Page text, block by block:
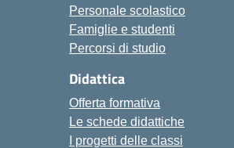
Personale scolastico
Famiglie e studenti
Percorsi di studio
Didattica
Offerta formativa
Le schede didattiche
I progetti delle classi